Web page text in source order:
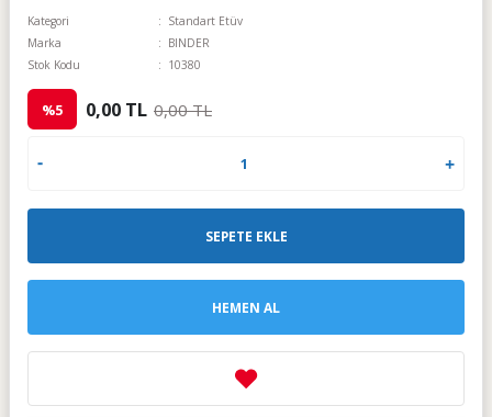
Kategori
Standart Etüv
Marka
BINDER
Stok Kodu
10380
%5 0,00 TL 0,00 TL
SEPETE EKLE
HEMEN AL